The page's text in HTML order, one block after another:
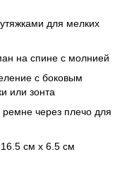
для мелких
на спине с молнией
с боковым
или зонта
через плечо для
см x 6.5 см